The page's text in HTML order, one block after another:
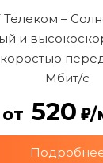
–
и
Мбит/с
от 520 /